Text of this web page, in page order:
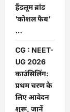
हैंडलूम ब्रांड
‘कोशल फैब’
…
CG : NEET-
UG 2026
काउंसिलिंग:
प्रथम चरण के
लिए आवेदन
शुरू, जानें